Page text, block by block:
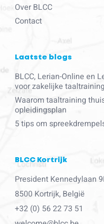
Over BLCC
Contact
Laatste blogs
BLCC, Lerian-Online en
voor zakelijke
Waarom taaltraining
opleidingsplan
5 tips om
BLCC Kortrijk
President Kennedylaan
8500 Kortrijk, België
+32 (0) 56 22 73 51